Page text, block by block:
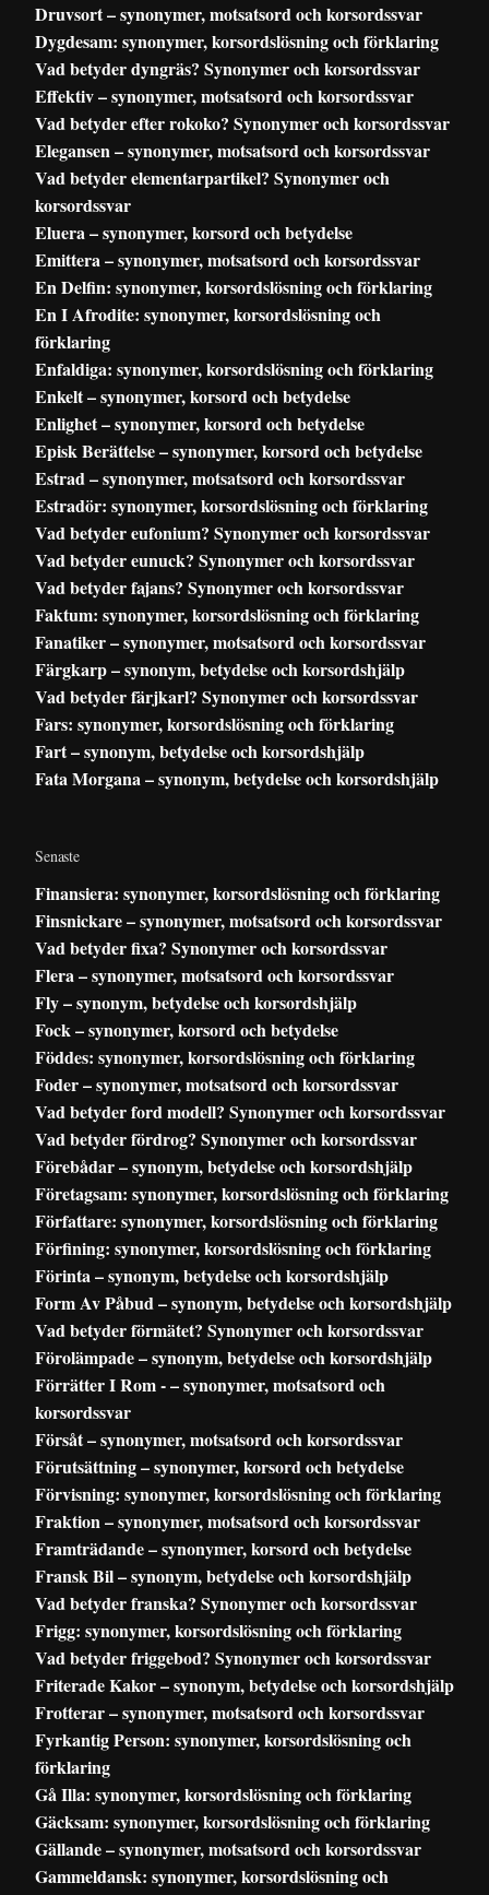
Druvsort – synonymer, motsatsord och korsordssvar
Dygdesam: synonymer, korsordslösning och förklaring
Vad betyder dyngräs? Synonymer och korsordssvar
Effektiv – synonymer, motsatsord och korsordssvar
Vad betyder efter rokoko? Synonymer och korsordssvar
Elegansen – synonymer, motsatsord och korsordssvar
Vad betyder elementarpartikel? Synonymer och
korsordssvar
Eluera – synonymer, korsord och betydelse
Emittera – synonymer, motsatsord och korsordssvar
En Delfin: synonymer, korsordslösning och förklaring
En I Afrodite: synonymer, korsordslösning och
förklaring
Enfaldiga: synonymer, korsordslösning och förklaring
Enkelt – synonymer, korsord och betydelse
Enlighet – synonymer, korsord och betydelse
Episk Berättelse – synonymer, korsord och betydelse
Estrad – synonymer, motsatsord och korsordssvar
Estradör: synonymer, korsordslösning och förklaring
Vad betyder eufonium? Synonymer och korsordssvar
Vad betyder eunuck? Synonymer och korsordssvar
Vad betyder fajans? Synonymer och korsordssvar
Faktum: synonymer, korsordslösning och förklaring
Fanatiker – synonymer, motsatsord och korsordssvar
Färgkarp – synonym, betydelse och korsordshjälp
Vad betyder färjkarl? Synonymer och korsordssvar
Fars: synonymer, korsordslösning och förklaring
Fart – synonym, betydelse och korsordshjälp
Fata Morgana – synonym, betydelse och korsordshjälp
Senaste
Finansiera: synonymer, korsordslösning och förklaring
Finsnickare – synonymer, motsatsord och korsordssvar
Vad betyder fixa? Synonymer och korsordssvar
Flera – synonymer, motsatsord och korsordssvar
Fly – synonym, betydelse och korsordshjälp
Fock – synonymer, korsord och betydelse
Föddes: synonymer, korsordslösning och förklaring
Foder – synonymer, motsatsord och korsordssvar
Vad betyder ford modell? Synonymer och korsordssvar
Vad betyder fördrog? Synonymer och korsordssvar
Förebådar – synonym, betydelse och korsordshjälp
Företagsam: synonymer, korsordslösning och förklaring
Författare: synonymer, korsordslösning och förklaring
Förfining: synonymer, korsordslösning och förklaring
Förinta – synonym, betydelse och korsordshjälp
Form Av Påbud – synonym, betydelse och korsordshjälp
Vad betyder förmätet? Synonymer och korsordssvar
Förolämpade – synonym, betydelse och korsordshjälp
Förrätter I Rom - – synonymer, motsatsord och
korsordssvar
Försåt – synonymer, motsatsord och korsordssvar
Förutsättning – synonymer, korsord och betydelse
Förvisning: synonymer, korsordslösning och förklaring
Fraktion – synonymer, motsatsord och korsordssvar
Framträdande – synonymer, korsord och betydelse
Fransk Bil – synonym, betydelse och korsordshjälp
Vad betyder franska? Synonymer och korsordssvar
Frigg: synonymer, korsordslösning och förklaring
Vad betyder friggebod? Synonymer och korsordssvar
Friterade Kakor – synonym, betydelse och korsordshjälp
Frotterar – synonymer, motsatsord och korsordssvar
Fyrkantig Person: synonymer, korsordslösning och
förklaring
Gå Illa: synonymer, korsordslösning och förklaring
Gäcksam: synonymer, korsordslösning och förklaring
Gällande – synonymer, motsatsord och korsordssvar
Gammeldansk: synonymer, korsordslösning och